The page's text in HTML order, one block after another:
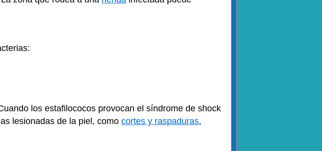
los estafilococos provocan el síndrome de shock
lesionadas de la piel, como cortes y raspaduras,